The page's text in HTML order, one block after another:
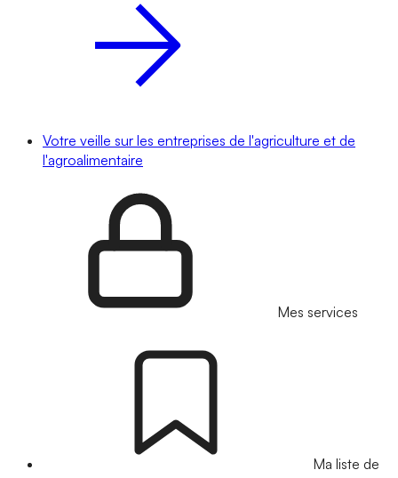
Votre veille sur les entreprises de l'agriculture et de
l'agroalimentaire
Mes services
Ma liste de